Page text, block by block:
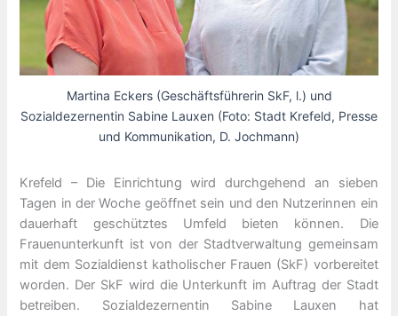
Martina Eckers (Geschäftsführerin SkF, l.) und
Sozialdezernentin Sabine Lauxen (Foto: Stadt Krefeld, Presse
und Kommunikation, D. Jochmann)
Krefeld – Die Einrichtung wird durchgehend an sieben
Tagen in der Woche geöffnet sein und den Nutzerinnen ein
dauerhaft geschütztes Umfeld bieten können. Die
Frauenunterkunft ist von der Stadtverwaltung gemeinsam
mit dem Sozialdienst katholischer Frauen (SkF) vorbereitet
worden. Der SkF wird die Unterkunft im Auftrag der Stadt
betreiben. Sozialdezernentin Sabine Lauxen hat